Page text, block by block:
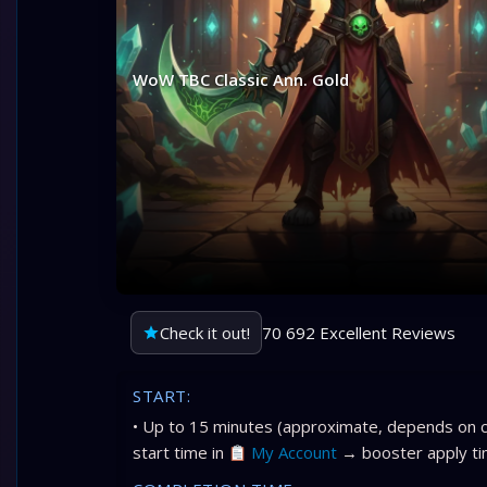
WoW TBC Classic Ann. Gold
Check it out! 70 692 Excellent Reviews
START:
• Up to 15 minutes (approximate, depends on
start time in
My Account → booster apply